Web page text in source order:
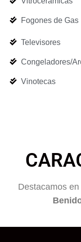
Fogones de Gas
Televisores
Congeladores/
Vinotecas
Destacamos